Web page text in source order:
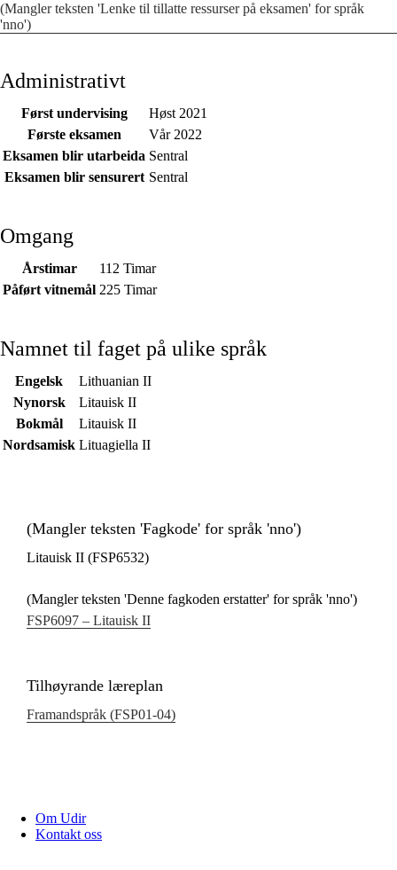
(Mangler teksten 'Lenke til tillatte ressurser på eksamen' for språk
'nno')
Administrativt
Først undervising
Høst 2021
Første eksamen
Vår 2022
Eksamen blir utarbeida Sentral
Eksamen blir sensurert Sentral
Omgang
Årstimar
112 Timar
Påført vitnemål 225 Timar
Namnet til faget på ulike språk
Engelsk
Lithuanian II
Nynorsk
Litauisk II
Bokmål
Litauisk II
Nordsamisk Lituagiella II
(Mangler teksten 'Fagkode' for språk 'nno')
Litauisk II (FSP6532)
(Mangler teksten 'Denne fagkoden erstatter' for språk 'nno')
FSP6097 – Litauisk II
Tilhøyrande læreplan
Framandspråk (FSP01‑04)
Om Udir
Kontakt oss